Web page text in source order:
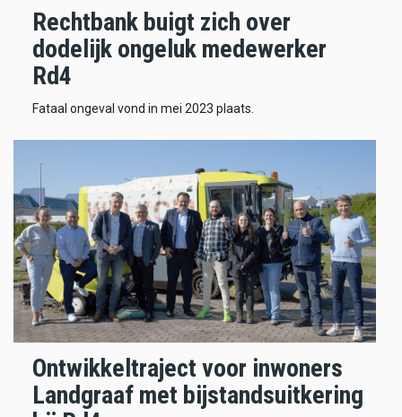
Rechtbank buigt zich over
dodelijk ongeluk medewerker
Rd4
Fataal ongeval vond in mei 2023 plaats.
Ontwikkeltraject voor inwoners
Landgraaf met bijstandsuitkering